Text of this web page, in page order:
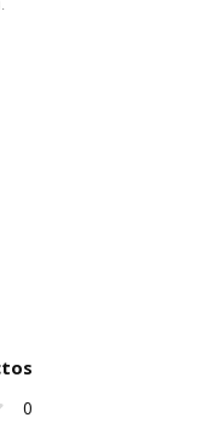
0